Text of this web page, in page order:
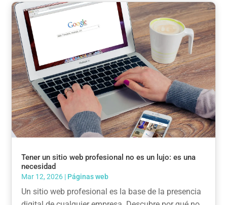
Tener un sitio web profesional no es un lujo: es una
necesidad
Mar 12, 2026 | Páginas web
Un sitio web profesional es la base de la presencia